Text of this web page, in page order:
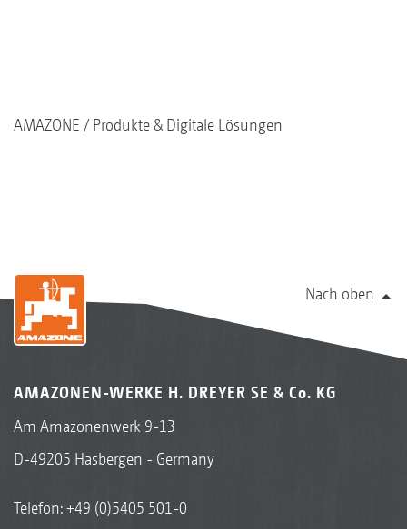
AMAZONE Produkte & Digitale Lösungen
Nach oben
AMAZONEN-WERKE H. DREYER SE & Co. KG
Am Amazonenwerk 9-13
D-49205 Hasbergen - Germany
Telefon:+49 (0)5405 501-0